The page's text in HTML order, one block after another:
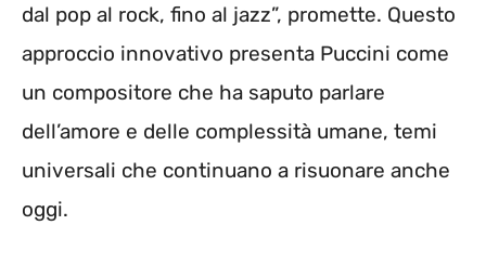
dal pop al rock, fino al jazz”, promette. Questo
approccio innovativo presenta Puccini come
un compositore che ha saputo parlare
dell’amore e delle complessità umane, temi
universali che continuano a risuonare anche
oggi.